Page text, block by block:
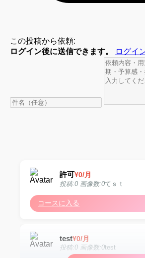
この投稿から依頼:
ログイン後に送信できます。
ログイ
許可¥0/月
投稿:0 画像数:0てｓｔ
コースに入る
test¥0/月
投稿:0 画像数:0test